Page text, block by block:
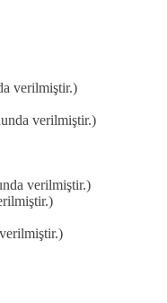
verilmiştir.)
verilmiştir.)
verilmiştir.)